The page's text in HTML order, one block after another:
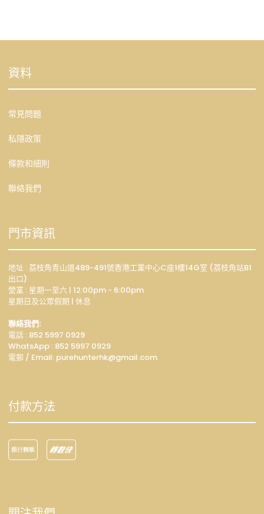
資料
常見問題
私隱政策
條款和細則
聯絡我們
門市資訊
地址 : 荔枝角青山道489-491號香港工業中心C座1樓14G室 (荔枝角站B1
出口)
營業 : 星期一至六 | 12:00pm - 6:00pm
星期日及公眾假期 | 休息
聯絡我們:
電話 : 852 5997 0929
WhatsApp : 852 5997 0929
電郵 / Email: purehunterhk@gmail.com
付款方法